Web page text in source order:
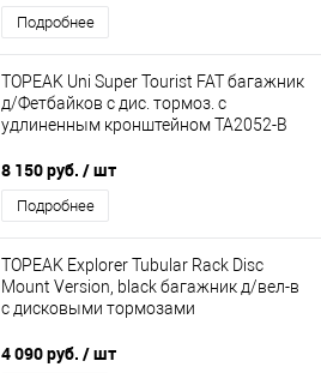
Подробнее
TOPEAK Uni Super Tourist FAT багажник
д/Фетбайков с дис. тормоз. с
удлиненным кронштейном TA2052-B
8 150 руб. / шт
Подробнее
TOPEAK Explorer Tubular Rack Disc
Mount Version, black багажник д/вел-в
с дисковыми тормозами
4 090 руб. / шт